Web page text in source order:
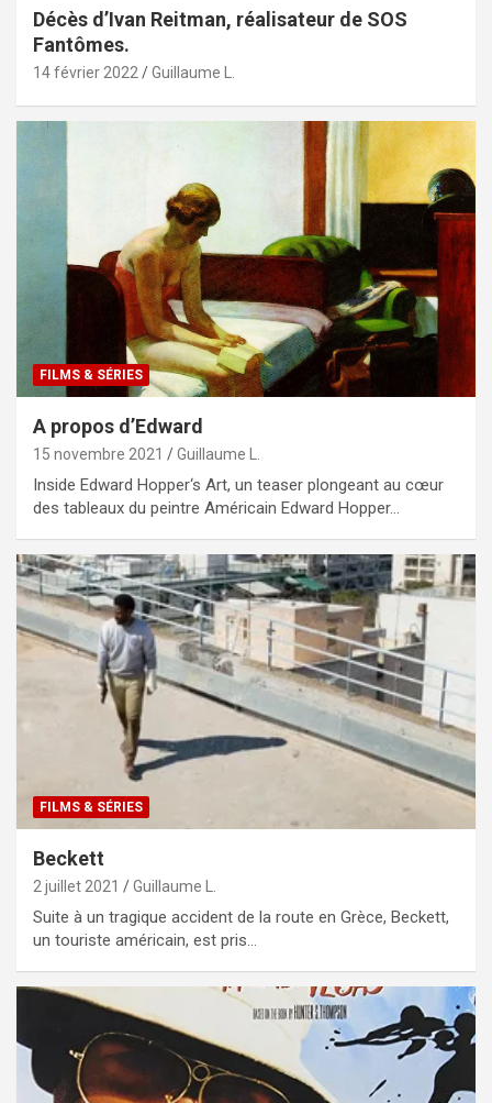
Décès d’Ivan Reitman, réalisateur de SOS
Fantômes.
14 février 2022 Guillaume L.
FILMS & SÉRIES
A propos d’Edward
15 novembre 2021 Guillaume L.
Inside Edward Hopper‘s Art, un teaser plongeant au cœur
des tableaux du peintre Américain Edward Hopper…
FILMS & SÉRIES
Beckett
2 juillet 2021 Guillaume L.
Suite à un tragique accident de la route en Grèce, Beckett,
un touriste américain, est pris…